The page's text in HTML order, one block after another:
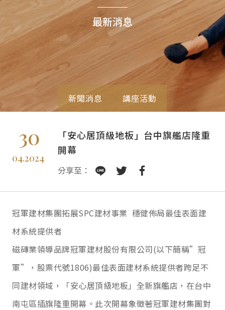
最新消息
新聞消息 講座活動
30
04.2024
「安心居頂級地板」台中旗艦店隆重
開幕
分享至：
冠軍建材集團拓展SPC建材事業 穩健佈局最佳表面建
材系統提供者
磁磚業領導品牌冠軍建材股份有限公司(以下簡稱” 冠
軍” ，股票代號1806)最佳表面建材系統提供者跨足不
同建材領域，「安心居頂級地板」全新旗艦店，在台中
南屯區插旗隆重開幕。此次開幕象徵著冠軍建材集團對